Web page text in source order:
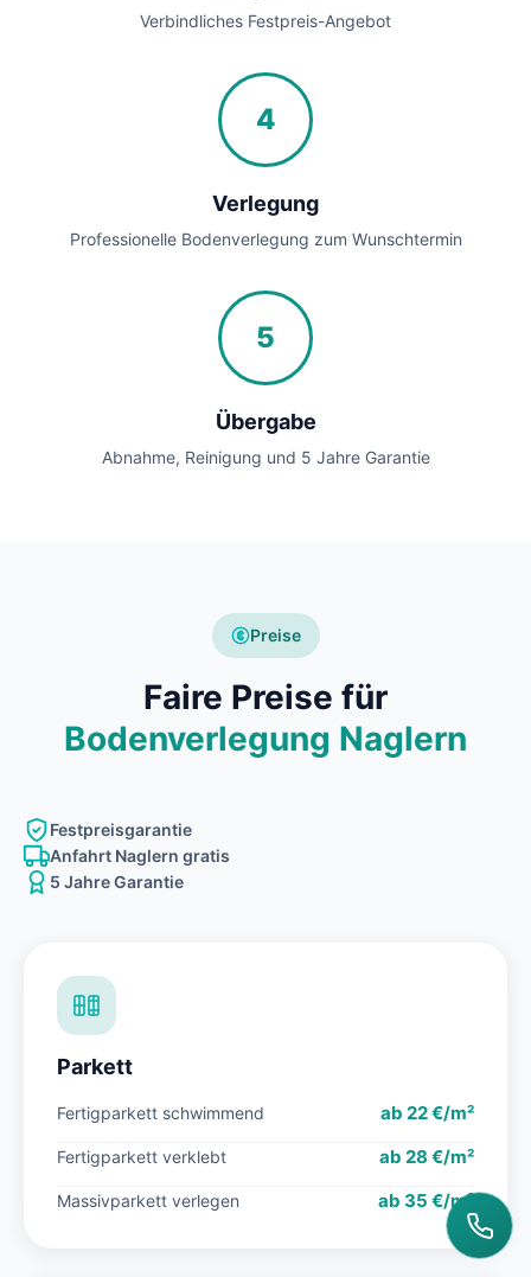
Verbindliches Festpreis-Angebot
4
Verlegung
Professionelle Bodenverlegung zum Wunschtermin
5
Übergabe
Abnahme, Reinigung und 5 Jahre Garantie
Preise
Faire Preise für
Bodenverlegung Naglern
Festpreisgarantie
Anfahrt Naglern gratis
5 Jahre Garantie
Parkett
Fertigparkett schwimmend ab 22 €/m²
Fertigparkett verklebt ab 28 €/m²
Massivparkett verlegen ab 35 €/m²